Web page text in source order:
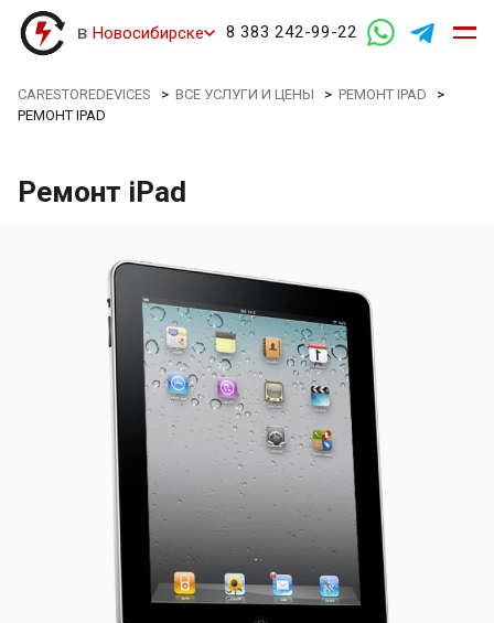
в Новосибирске 8 383 242-99-22
CARESTOREDEVICES >ВСЕ УСЛУГИ И ЦЕНЫ >РЕМОНТ IPAD >
РЕМОНТ IPAD
Ремонт iPad